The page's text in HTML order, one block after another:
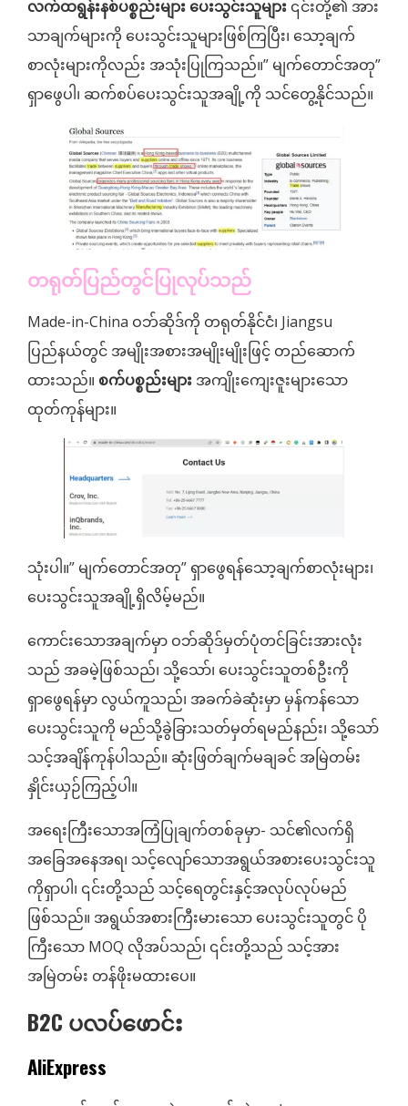
လက်ထရွန်းနစ်ပစ္စည်းများ ပေးသွင်းသူများ ၎င်းတို့၏ အား
သာချက်များကို ပေးသွင်းသူများဖြစ်ကြပြီး၊ သော့ချက်
စာလုံးများကိုလည်း အသုံးပြုကြသည်။” မျက်တောင်အတု”
ရှာဖွေပါ၊ ဆက်စပ်ပေးသွင်းသူအချို့ကို သင်တွေ့နိုင်သည်။
တရုတ်ပြည်တွင်ပြုလုပ်သည်
Made-in-China ဝဘ်ဆိုဒ်ကို တရုတ်နိုင်ငံ၊ Jiangsu
ပြည်နယ်တွင် အမျိုးအစားအမျိုးမျိုးဖြင့် တည်ဆောက်
ထားသည်။ စက်ပစ္စည်းများ အကျိုးကျေးဇူးများသော
ထုတ်ကုန်များ။
သုံးပါ။” မျက်တောင်အတု” ရှာဖွေရန်သော့ချက်စာလုံးများ၊
ပေးသွင်းသူအချို့ရှိလိမ့်မည်။
ကောင်းသောအချက်မှာ ဝဘ်ဆိုဒ်မှတ်ပုံတင်ခြင်းအားလုံး
သည် အခမဲ့ဖြစ်သည်၊ သို့သော်၊ ပေးသွင်းသူတစ်ဦးကို
ရှာဖွေရန်မှာ လွယ်ကူသည်၊ အခက်ခဲဆုံးမှာ မှန်ကန်သော
ပေးသွင်းသူကို မည်သို့ခွဲခြားသတ်မှတ်ရမည်နည်း၊ သို့သော်
သင့်အချိန်ကုန်ပါသည်။ ဆုံးဖြတ်ချက်မချခင် အမြဲတမ်း
နှိုင်းယှဉ်ကြည့်ပါ။
အရေးကြီးသောအကြံပြုချက်တစ်ခုမှာ- သင်၏လက်ရှိ
အခြေအနေအရ၊ သင့်လျော်သောအရွယ်အစားပေးသွင်းသူ
ကိုရှာပါ၊ ၎င်းတို့သည် သင့်ရေတွင်းနှင့်အလုပ်လုပ်မည်
ဖြစ်သည်။ အရွယ်အစားကြီးမားသော ပေးသွင်းသူတွင် ပို
ကြီးသော MOQ လိုအပ်သည်၊ ၎င်းတို့သည် သင့်အား
အမြဲတမ်း တန်ဖိုးမထားပေ။
B2C ပလပ်ဖောင်း
AliExpress